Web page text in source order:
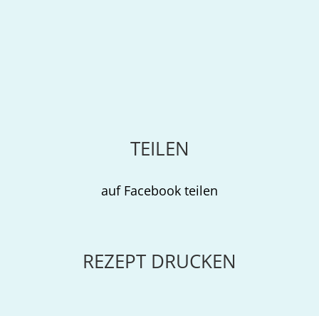
TEILEN
auf Facebook teilen
REZEPT DRUCKEN